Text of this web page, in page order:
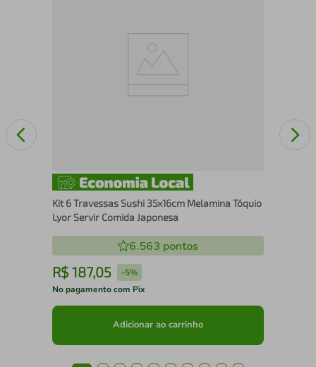
Kit 6 Travessas Sushi 35x16cm Melamina Tóquio
Lyor Servir Comida Japonesa
6.563 pontos
R$ 187,05 -5%
No pagamento com Pix
Adicionar ao carrinho